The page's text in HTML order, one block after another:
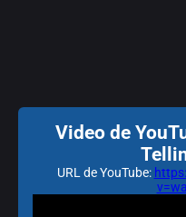
Video de
URL de YouTube: